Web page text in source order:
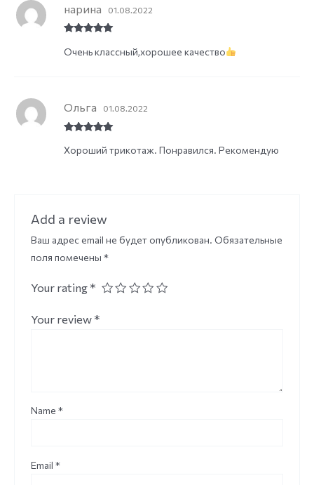
of 5
нарина 01.08.2022
Очень классный,хорошее качество
of 5
Ольга 01.08.2022
Хороший трикотаж. Понравился. Рекомендую
Add a review
Ваш адрес email не будет опубликован. Обязательные
поля помечены *
Your rating *
Your review *
Name *
Email *